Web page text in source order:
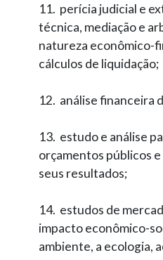
11. perícia judicial e
técnica, mediação e
natureza econômico-­
cálculos de liquidação;
12. análise financeira
13. estudo e análise
orçamentos públicos
seus resultados;
14. estudos de
impacto econômico-­
ambiente, a ecologia,